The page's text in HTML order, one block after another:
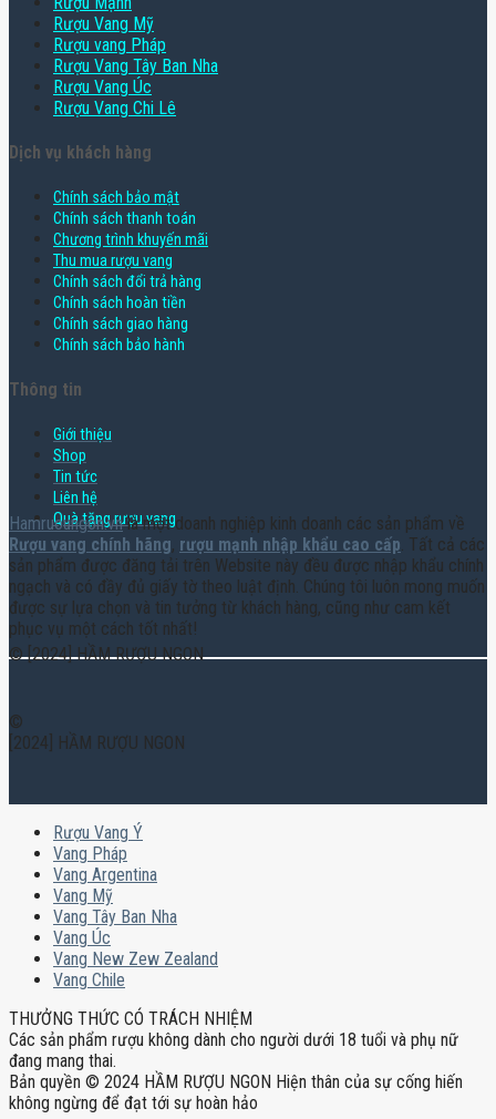
Rượu Vang Mỹ
Rượu vang Pháp
Rượu Vang Tây Ban Nha
Rượu Vang Úc
Rượu Vang Chi Lê
Dịch vụ khách hàng
Chính sách bảo mật
Chính sách thanh toán
Chương trình khuyến mãi
Thu mua rượu vang
Chính sách đổi trả hàng
Chính sách hoàn tiền
Chính sách giao hàng
Chính sách bảo hành
Thông tin
Giới thiệu
Shop
Tin tức
Liên hệ
Quà tặng rượu vang
Hamruoungon.vnlà một doanh nghiệp kinh doanh các sản phẩm về
Rượu vang chính hãng, rượu mạnh nhập khẩu cao cấp. Tất cả các
sản phẩm được đăng tải trên Website này đều được nhập khẩu chính
ngạch và có đầy đủ giấy tờ theo luật định. Chúng tôi luôn mong muốn
được sự lựa chọn và tin tưởng từ khách hàng, cũng như cam kết
phục vụ một cách tốt nhất!
© [2024] HẦM RƯỢU NGON
©
[2024] HẦM RƯỢU NGON
Rượu Vang Ý
Vang Pháp
Vang Argentina
Vang Mỹ
Vang Tây Ban Nha
Vang Úc
Vang New Zew Zealand
Vang Chile
THƯỞNG THỨC CÓ TRÁCH NHIỆM
Các sản phẩm rượu không dành cho người dưới 18 tuổi và phụ nữ
đang mang thai.
Bản quyền © 2024 HẦM RƯỢU NGON Hiện thân của sự cống hiến
không ngừng để đạt tới sự hoàn hảo